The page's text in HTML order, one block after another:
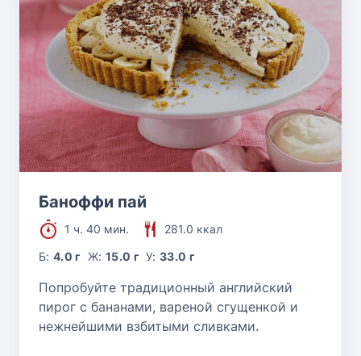
Баноффи пай
1 ч. 40 мин.
281.0 ккал
Б:4.0 г Ж: 15.0 г У:33.0 г
Попробуйте традиционный английский
пирог с бананами, вареной сгущенкой и
нежнейшими взбитыми сливками.